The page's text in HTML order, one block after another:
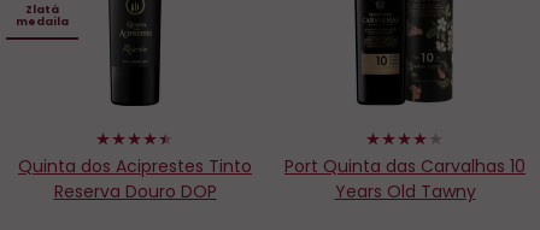
Zlatá
medaila
88%
Quinta dos Aciprestes Tinto
Reserva Douro DOP
80%
Port Quinta das Carvalhas 10
Years Old Tawny